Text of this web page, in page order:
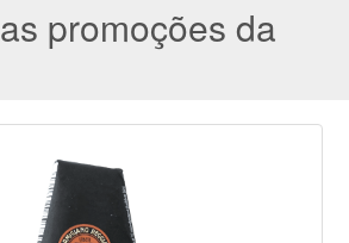
as promoções da